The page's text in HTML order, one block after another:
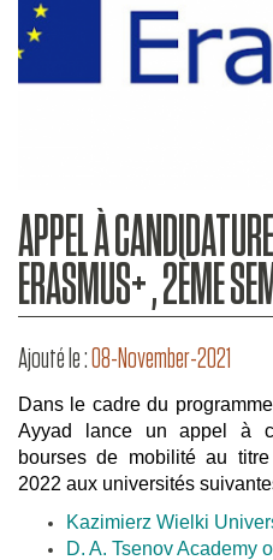
APPEL À
ERASMUS+ , 2ÈME
Ajouté le :08-November-2021
Dans le cadre du
Ayyad lance un appel à
bourses de mobilité au
2022 aux universités
Kazimierz Wielki
D. A. Tsenov Academy